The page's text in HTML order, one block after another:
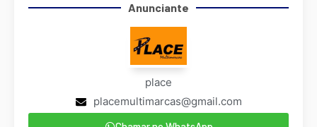
Anunciante
place
placemultimarcas@gmail.com